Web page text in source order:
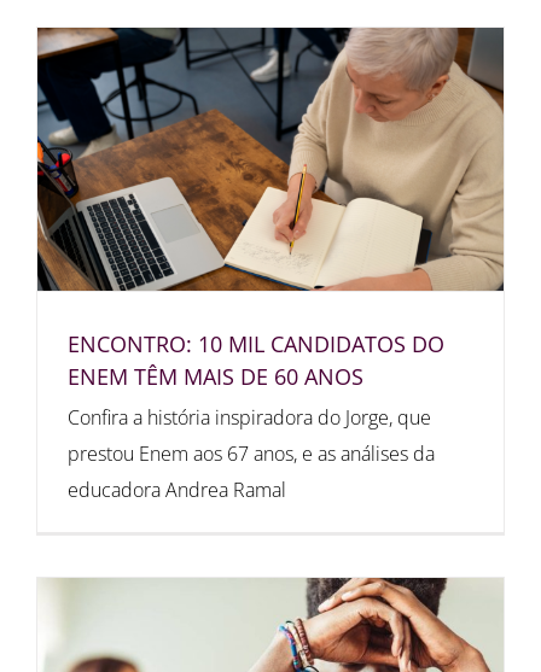
ENCONTRO: 10 MIL CANDIDATOS DO
ENEM TÊM MAIS DE 60 ANOS
Confira a história inspiradora do Jorge, que
prestou Enem aos 67 anos, e as análises da
educadora Andrea Ramal